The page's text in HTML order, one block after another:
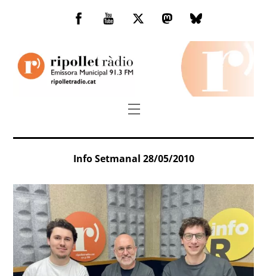
Facebook
You
TwitterMastodonBluesky
Menu
Info Setmanal 28/05/2010